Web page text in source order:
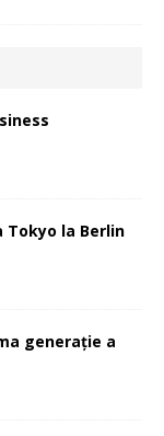
Tokyo la Berlin
generaţie a